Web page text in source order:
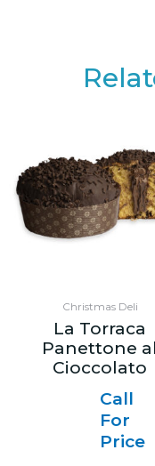
Christmas Deli
La Torraca
Panettone al
Cioccolato
Call
For
Price